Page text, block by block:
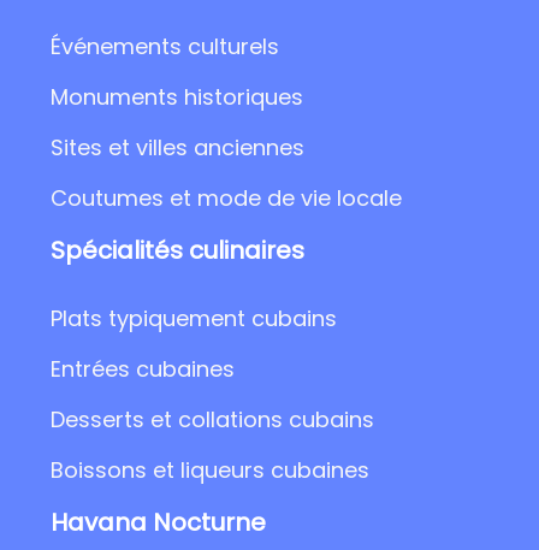
Événements culturels
Monuments historiques
Sites et villes anciennes
Coutumes et mode de vie locale
Spécialités culinaires
Plats typiquement cubains
Entrées cubaines
Desserts et collations cubains
Boissons et liqueurs cubaines
Havana Nocturne